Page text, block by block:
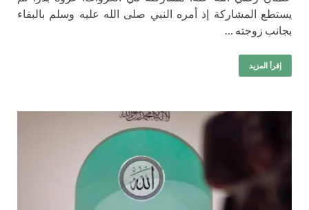
يستطع المشاركة إذ أمره النبي صلى الله عليه وسلم بالبقاء
بجانب زوجته …
إقرأ المزيد